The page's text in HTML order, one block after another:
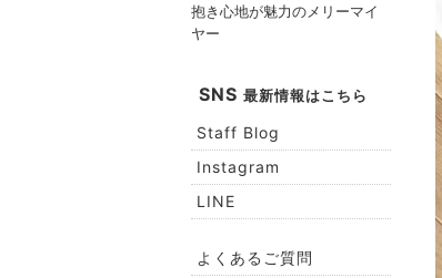
抱き心地が魅力のメリーマイ
ヤー
SNS 最新情報はこちら
Staff Blog
Instagram
LINE
よくあるご質問